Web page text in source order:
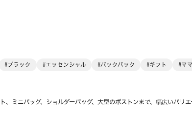
#ブラック #エッセンシャル #バックパック #ギフト #マ
ミニバッグ、ショルダーバッグ、大型のボストンまで、幅広いバリエ